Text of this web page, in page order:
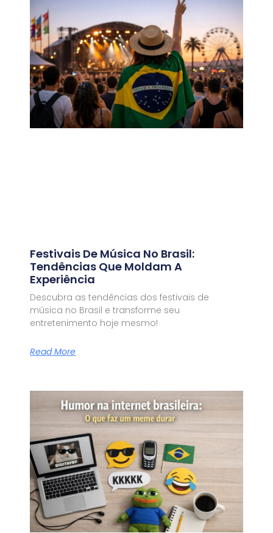
Festivais De Música No Brasil:
Tendências Que Moldam A
Experiência
Descubra as tendências dos festivais de
música no Brasil e transforme seu
entretenimento hoje mesmo!
Read More